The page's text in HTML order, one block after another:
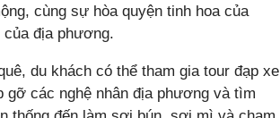
cùng sự hòa quyện tinh hoa của
của địa phương.
du khách có thể tham gia tour đạp xe
gỡ các nghệ nhân địa phương và tìm